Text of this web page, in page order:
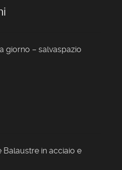
giorno – salvaspazio
Balaustre in acciaio e